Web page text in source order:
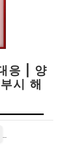
응 | 양
시 해